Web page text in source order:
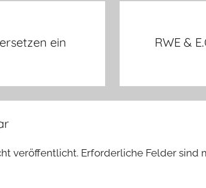
ein
RWE &
veröffentlicht. Erforderliche Felder sind